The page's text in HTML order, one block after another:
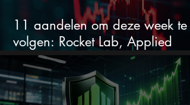
11 aandelen om deze week te
volgen: Rocket Lab, Applied
Materials en de zwaarste AI-test